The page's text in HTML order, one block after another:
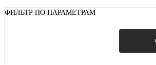
ФИЛЬТР ПО ПАРАМЕТРАМ